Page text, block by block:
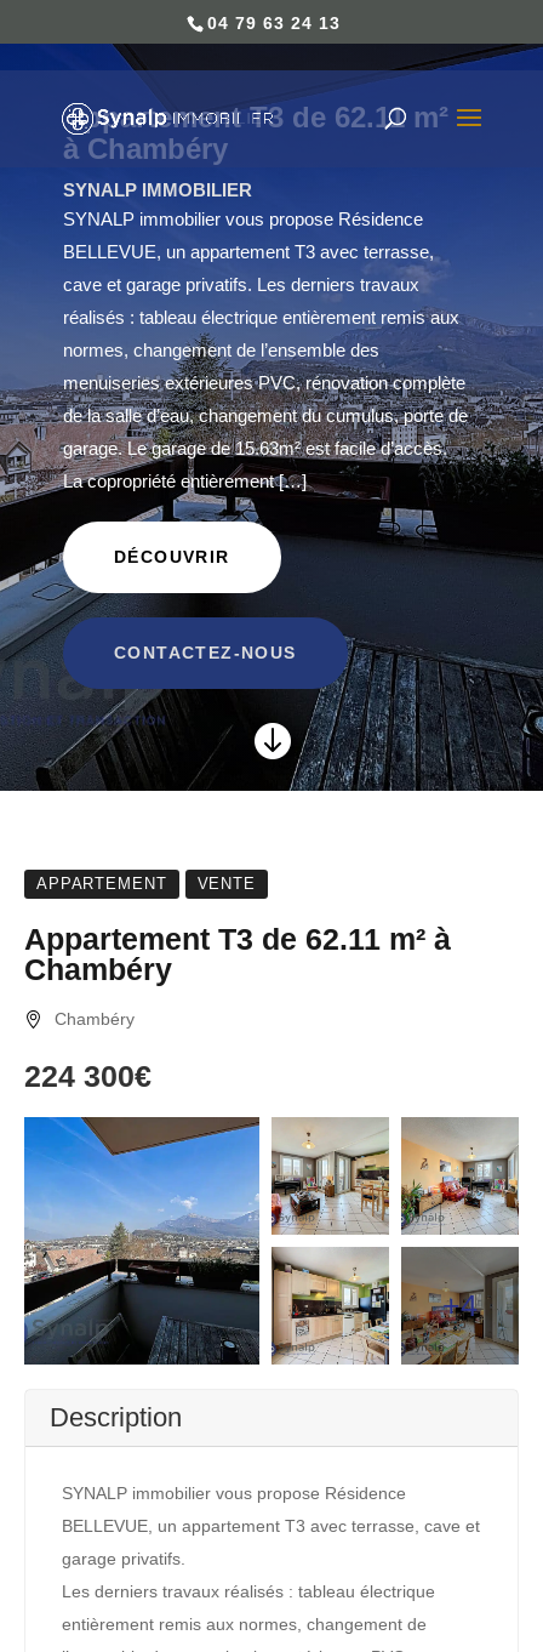
04 79 63 24 13
Appartement T3 de 62.11 m²
à Chambéry
SYNALP IMMOBILIER
SYNALP immobilier vous propose Résidence
BELLEVUE, un appartement T3 avec terrasse,
cave et garage privatifs. Les derniers travaux
réalisés : tableau électrique entièrement remis aux
normes, changement de l’ensemble des
menuiseries extérieures PVC, rénovation complète
de la salle d’eau, changement du cumulus, porte de
garage. Le garage de 15.63m² est facile d’accès.
La copropriété entièrement […]
DÉCOUVRIR
CONTACTEZ-NOUS

APPARTEMENT VENTE
Appartement T3 de 62.11 m² à
Chambéry
Chambéry
224 300€
+4
Description
SYNALP immobilier vous propose Résidence
BELLEVUE, un appartement T3 avec terrasse, cave et
garage privatifs.
Les derniers travaux réalisés : tableau électrique
entièrement remis aux normes, changement de